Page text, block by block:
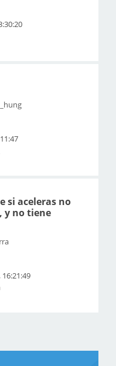
si aceleras no
y no tiene